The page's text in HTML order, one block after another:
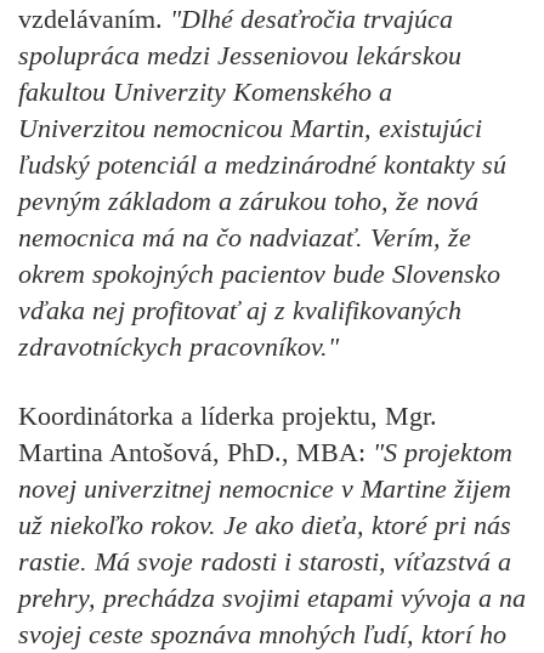
vzdelávaním. "Dlhé desaťročia trvajúca
spolupráca medzi Jesseniovou lekárskou
fakultou Univerzity Komenského a
Univerzitou nemocnicou Martin, existujúci
ľudský potenciál a medzinárodné kontakty sú
pevným základom a zárukou toho, že nová
nemocnica má na čo nadviazať. Verím, že
okrem spokojných pacientov bude Slovensko
vďaka nej profitovať aj z kvalifikovaných
zdravotníckych pracovníkov."
Koordinátorka a líderka projektu, Mgr.
Martina Antošová, PhD., MBA: "S projektom
novej univerzitnej nemocnice v Martine žijem
už niekoľko rokov. Je ako dieťa, ktoré pri nás
rastie. Má svoje radosti i starosti, víťazstvá a
prehry, prechádza svojimi etapami vývoja a na
svojej ceste spoznáva mnohých ľudí, ktorí ho